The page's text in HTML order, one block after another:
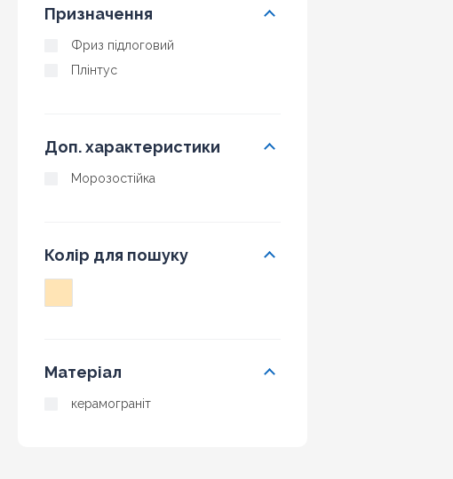
Призначення
Фриз підлоговий
Плінтус
Доп. характеристики
Морозостійка
Колір для пошуку
Матеріал
керамограніт